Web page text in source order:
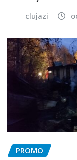
clujazi
PROMO